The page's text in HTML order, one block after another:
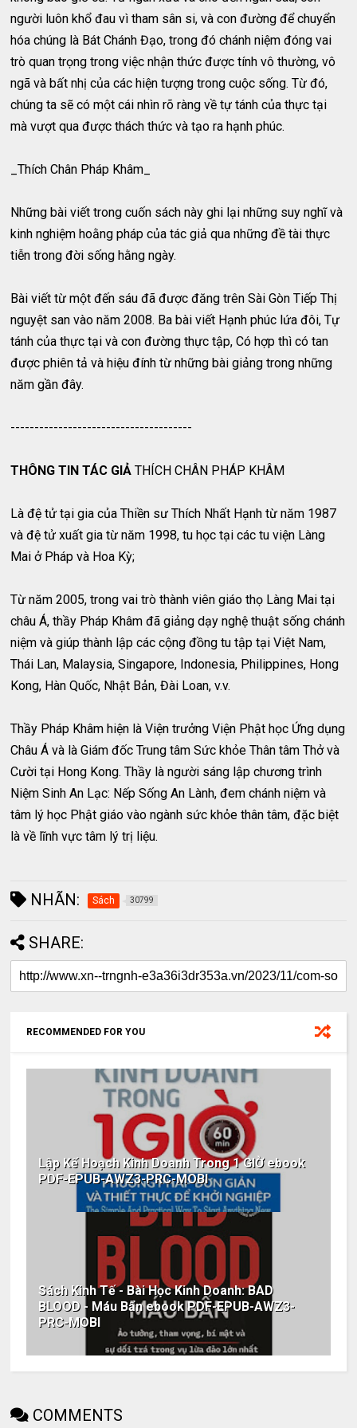
người luôn khổ đau vì tham sân si, và con đường để chuyển
hóa chúng là Bát Chánh Đạo, trong đó chánh niệm đóng vai
trò quan trọng trong việc nhận thức được tính vô thường, vô
ngã và bất nhị của các hiện tượng trong cuộc sống. Từ đó,
chúng ta sẽ có một cái nhìn rõ ràng về tự tánh của thực tại
mà vượt qua được thách thức và tạo ra hạnh phúc.
_Thích Chân Pháp Khâm_
Những bài viết trong cuốn sách này ghi lại những suy nghĩ và
kinh nghiệm hoằng pháp của tác giả qua những đề tài thực
tiễn trong đời sống hằng ngày.
Bài viết từ một đến sáu đã được đăng trên Sài Gòn Tiếp Thị
nguyệt san vào năm 2008. Ba bài viết Hạnh phúc lứa đôi, Tự
tánh của thực tại và con đường thực tập, Có hợp thì có tan
được phiên tả và hiệu đính từ những bài giảng trong những
năm gần đây.
--------------------------------------
THÔNG TIN TÁC GIẢTHÍCH CHÂN PHÁP KHÂM
Là đệ tử tại gia của Thiền sư Thích Nhất Hạnh từ năm 1987
và đệ tử xuất gia từ năm 1998, tu học tại các tu viện Làng
Mai ở Pháp và Hoa Kỳ;
Từ năm 2005, trong vai trò thành viên giáo thọ Làng Mai tại
châu Á, thầy Pháp Khâm đã giảng dạy nghệ thuật sống chánh
niệm và giúp thành lập các cộng đồng tu tập tại Việt Nam,
Thái Lan, Malaysia, Singapore, Indonesia, Philippines, Hong
Kong, Hàn Quốc, Nhật Bản, Đài Loan, v.v.
Thầy Pháp Khâm hiện là Viện trưởng Viện Phật học Ứng dụng
Châu Á và là Giám đốc Trung tâm Sức khỏe Thân tâm Thở và
Cười tại Hong Kong. Thầy là người sáng lập chương trình
Niệm Sinh An Lạc: Nếp Sống An Lành, đem chánh niệm và
tâm lý học Phật giáo vào ngành sức khỏe thân tâm, đặc biệt
là về lĩnh vực tâm lý trị liệu.
NHÃN: Sách 30799
SHARE:
RECOMMENDED FOR YOU
Lập Kế Hoạch Kinh Doanh Trong 1 GIỜ ebook
PDF-EPUB-AWZ3-PRC-MOBI
Sách Kinh Tế - Bài Học Kinh Doanh: BAD
BLOOD - Máu Bẩn ebook PDF-EPUB-AWZ3-
PRC-MOBI
COMMENTS